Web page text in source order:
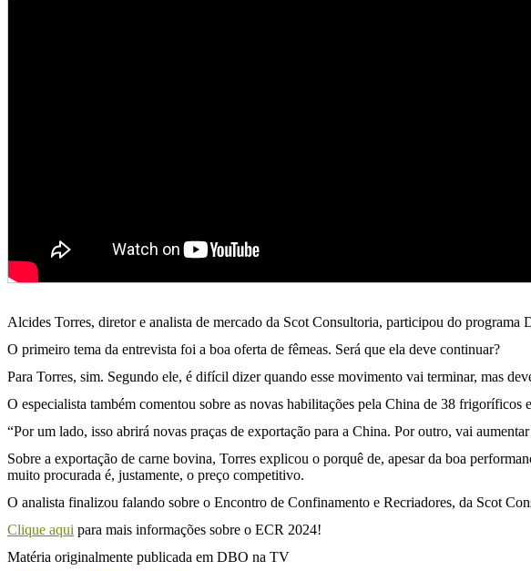
Alcides Torres, diretor e analista de mercado da Scot Consultoria, participou do
O primeiro tema da entrevista foi a boa oferta de fêmeas. Será que ela deve continuar?
Para Torres, sim. Segundo ele, é difícil dizer quando esse movimento vai terminar, mas
O especialista também comentou sobre as novas habilitações pela China de 38
“Por um lado, isso abrirá novas praças de exportação para a China. Por outro, vai
Sobre a exportação de carne bovina, Torres explicou o porquê de, apesar da boa
muito procurada é, justamente, o preço competitivo.
O analista finalizou falando sobre o Encontro de Confinamento e Recriadores, da Scot
Clique aqui para mais informações sobre o ECR 2024!
Matéria originalmente publicada em DBO na TV